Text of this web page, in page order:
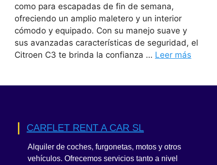
como para escapadas de fin de semana,
ofreciendo un amplio maletero y un interior
cómodo y equipado. Con su manejo suave y
sus avanzadas características de seguridad, el
Citroen C3 te brinda la confianza … Leer más
CARFLET RENT A CAR SL
Alquiler de coches, furgonetas, motos y otros
vehículos. Ofrecemos servicios tanto a nivel